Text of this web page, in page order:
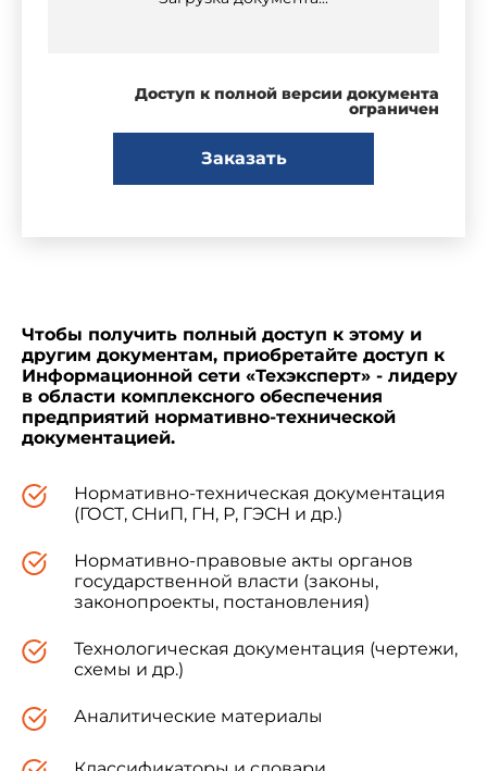
Доступ к полной версии документа
ограничен
Заказать
Чтобы получить полный доступ к этому и
другим документам, приобретайте доступ к
Информационной сети «Техэксперт» - лидеру
в области комплексного обеспечения
предприятий нормативно-технической
документацией.
Нормативно-техническая документация
(ГОСТ, СНиП, ГН, Р, ГЭСН и др.)
Нормативно-правовые акты органов
государственной власти (законы,
законопроекты, постановления)
Технологическая документация (чертежи,
схемы и др.)
Аналитические материалы